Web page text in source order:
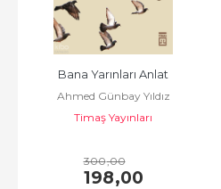
Bana Yarınları Anlat
Ahmed Günbay Yıldız
Timaş Yayınları
300,00
198,00